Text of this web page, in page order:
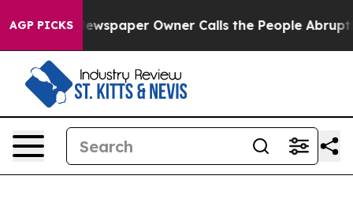
AGP PICKS
Newspaper Owner Calls the People Abruptly Laid